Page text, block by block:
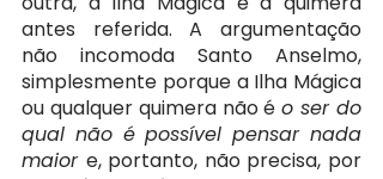
antes referida. A argumentação
não incomoda Santo Anselmo,
simplesmente porque a Ilha Mágica
ou qualquer quimera não é o ser do
qual não é possível pensar nada
maior e, portanto, não precisa, por